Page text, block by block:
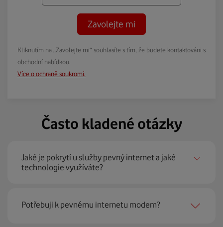
Zavolejte mi
Kliknutím na „Zavolejte mi“ souhlasíte s tím, že budete kontaktováni s
obchodní nabídkou.
Více o ochraně soukromí.
Často kladené otázky
Jaké je pokrytí u služby pevný internet a jaké
technologie využíváte?
Pevný internet můžeme nabídnout
domácností
Potřebuji k pevnému internetu modem?